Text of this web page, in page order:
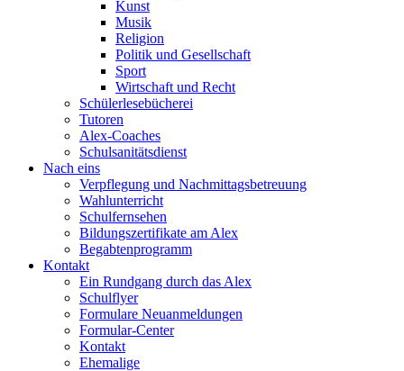
Kunst
Musik
Religion
Politik und Gesellschaft
Sport
Wirtschaft und Recht
Schülerlesebücherei
Tutoren
Alex-Coaches
Schulsanitätsdienst
Nach eins
Verpflegung und Nachmittagsbetreuung
Wahlunterricht
Schulfernsehen
Bildungszertifikate am Alex
Begabtenprogramm
Kontakt
Ein Rundgang durch das Alex
Schulflyer
Formulare Neuanmeldungen
Formular-Center
Kontakt
Ehemalige